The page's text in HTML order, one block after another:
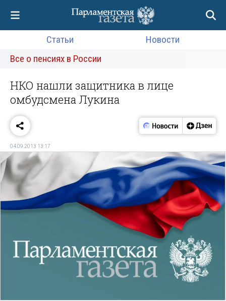
Статьи
Новости
Все о пенсиях в России
НКО нашли защитника в лице
омбудсмена Лукина
04.09.2013 13:17